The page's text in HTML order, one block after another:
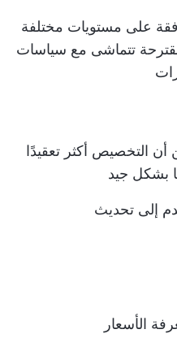
على مستويات مختلفة
تتماشى مع سياسات
التخصيص أكثر تعقيدًا
بشكل جيد
إلى تحديث
الأسعار